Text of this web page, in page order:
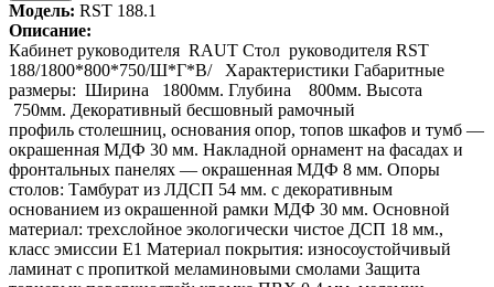
Модель: RST 188.1
Описание:
Кабинет руководителя RAUT Стол руководителя RST
188/1800*800*750/Ш*Г*В/ Характеристики Габаритные
размеры: Ширина 1800мм. Глубина 800мм. Высота
750мм. Декоративный бесшовный рамочный
профиль столешниц, основания опор, топов шкафов и тумб —
окрашенная МДФ 30 мм. Накладной орнамент на фасадах и
фронтальных панелях — окрашенная МДФ 8 мм. Опоры
столов: Тамбурат из ЛДСП 54 мм. с декоративным
основанием из окрашенной рамки МДФ 30 мм. Основной
материал: трехслойное экологически чистое ДСП 18 мм.,
класс эмиссии Е1 Материал покрытия: износоустойчивый
ламинат с пропиткой меламиновыми смолами Защита